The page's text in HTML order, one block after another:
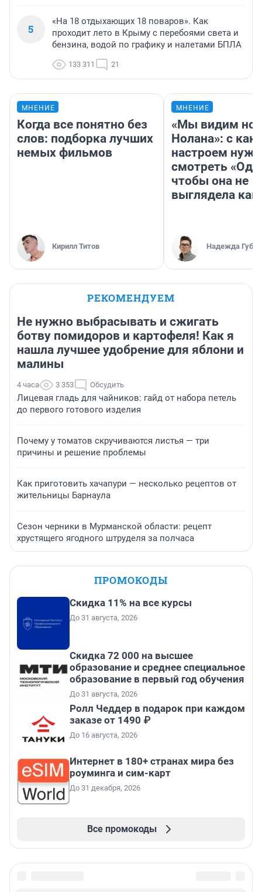
5
«На 18 отдыхающих 18 поваров». Как
проходит лето в Крыму с перебоями света и
бензина, водой по графику и налетами БПЛА
133 311 21
МНЕНИЕ
Когда все понятно без
слов: подборка лучших
немых фильмов
Кирилл Титов
МНЕНИЕ
«Мы видим
Нолана»: с
настроем
смотреть
чтобы она не
выглядела как
Надежда
РЕКОМЕНДУЕМ
Не нужно выбрасывать и сжигать
ботву помидоров и картофеля! Как я
нашла лучшее удобрение для яблони и
малины
4 часа 3 353 Обсудить
Лицевая гладь для чайников: гайд от набора петель
до первого готового изделия
Почему у томатов скручиваются листья — три
причины и решение проблемы
Как приготовить хачапури — несколько рецептов от
жительницы Барнаула
Сезон черники в Мурманской области: рецепт
хрустящего ягодного штруделя за полчаса
ПРОМОКОДЫ
Скидка 11% на все курсы
До 31 августа, 2026
Скидка 72 000 на высшее
образование и среднее специальное
образование в первый год обучения
До 31 августа, 2026
Ролл Чеддер в подарок при каждом
заказе от 1490 ₽
До 16 августа, 2026
Интернет в 180+ странах мира без
роуминга и сим-карт
До 31 декабря, 2026
Все промокоды